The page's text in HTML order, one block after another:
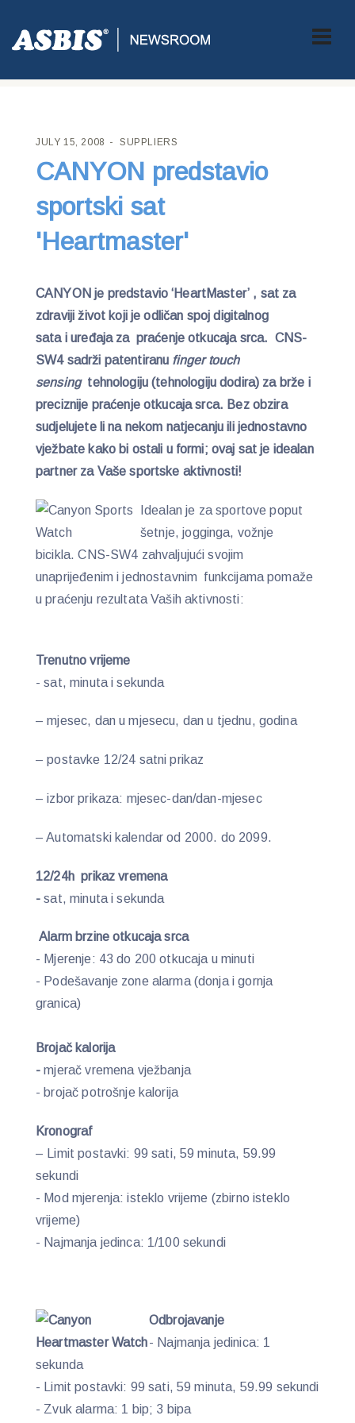
ASBIS CROATIA >SUPPLIERS > CANYON PREDSTAVIO
SPORTSKI SAT 'HEARTMASTER'
JULY 15, 2008 SUPPLIERS
CANYON predstavio
sportski sat
'Heartmaster'
CANYON je predstavio ‘HeartMaster’ , sat za
zdraviji život koji je odličan spoj digitalnog
sata i uređaja za praćenje otkucaja srca. CNS-
SW4 sadrži patentiranu finger touch
sensing tehnologiju (tehnologiju dodira) za brže i
preciznije praćenje otkucaja srca. Bez obzira
sudjelujete li na nekom natjecanju ili jednostavno
vježbate kako bi ostali u formi; ovaj sat je idealan
partner za Vaše sportske aktivnosti!
Idealan je za sportove poput
šetnje, jogginga, vožnje
bicikla. CNS-SW4 zahvaljujući svojim
unaprijeđenim i jednostavnim funkcijama pomaže
u praćenju rezultata Vaših aktivnosti:
Trenutno vrijeme
- sat, minuta i sekunda
– mjesec, dan u mjesecu, dan u tjednu, godina
– postavke 12/24 satni prikaz
– izbor prikaza: mjesec-dan/dan-mjesec
– Automatski kalendar od 2000. do 2099.
12/24h prikaz vremena
-sat, minuta i sekunda
Alarm brzine otkucaja srca
- Mjerenje: 43 do 200 otkucaja u minuti
- Podešavanje zone alarma (donja i gornja
granica)
Brojač kalorija
-mjerač vremena vježbanja
- brojač potrošnje kalorija
Kronograf
– Limit postavki: 99 sati, 59 minuta, 59.99
sekundi
- Mod mjerenja: isteklo vrijeme (zbirno isteklo
vrijeme)
- Najmanja jedinca: 1/100 sekundi
Odbrojavanje
- Najmanja jedinica: 1
sekunda
- Limit postavki: 99 sati, 59 minuta, 59.99 sekundi
- Zvuk alarma: 1 bip; 3 bipa